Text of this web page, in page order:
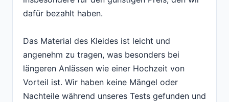
dafür bezahlt haben.
Das Material des Kleides ist leicht und
angenehm zu tragen, was besonders bei
längeren Anlässen wie einer Hochzeit von
Vorteil ist. Wir haben keine Mängel oder
Nachteile während unseres Tests gefunden und